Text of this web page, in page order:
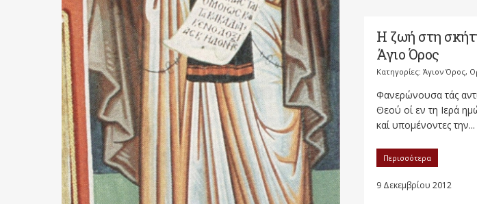
Η ζωή στη
Άγιο Όρος
Κατηγορίες: Άγιον Όρος,
Φανερώνουσα τάς
Θεού οί εν τη Ιερά
καί υπομένοντες την...
Περισσότερα
9 Δεκεμβρίου 2012